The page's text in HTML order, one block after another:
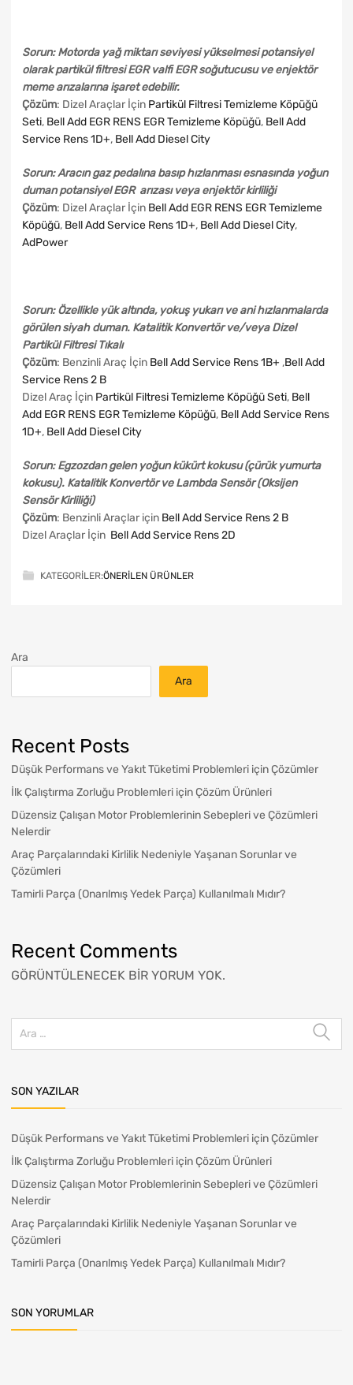
Sorun: Motorda yağ miktarı seviyesi yükselmesi potansiyel
olarak partikül filtresi EGR valfi EGR soğutucusu ve enjektör
meme arızalarına işaret edebilir.
Çözüm: Dizel Araçlar İçin Partikül Filtresi Temizleme Köpüğü
Seti, Bell Add EGR RENS EGR Temizleme Köpüğü, Bell Add
Service Rens 1D+, Bell Add Diesel City
Sorun: Aracın gaz pedalına basıp hızlanması esnasında yoğun
duman potansiyel EGR arızası veya enjektör kirliliği
Çözüm: Dizel Araçlar İçin Bell Add EGR RENS EGR Temizleme
Köpüğü, Bell Add Service Rens 1D+, Bell Add Diesel City,
AdPower
Sorun: Özellikle yük altında, yokuş yukarı ve ani hızlanmalarda
görülen siyah duman. Katalitik Konvertör ve/veya Dizel
Partikül Filtresi Tıkalı
Çözüm: Benzinli Araç İçin Bell Add Service Rens 1B+ ,Bell Add
Service Rens 2 B
Dizel Araç İçin Partikül Filtresi Temizleme Köpüğü Seti, Bell
Add EGR RENS EGR Temizleme Köpüğü, Bell Add Service Rens
1D+, Bell Add Diesel City
Sorun: Egzozdan gelen yoğun kükürt kokusu (çürük yumurta
kokusu). Katalitik Konvertör ve Lambda Sensör (Oksijen
Sensör Kirliliği)
Çözüm: Benzinli Araçlar için Bell Add Service Rens 2 B
Dizel Araçlar İçin Bell Add Service Rens 2D
KATEGORILER:ÖNERILEN ÜRÜNLER
Ara
Ara
Recent Posts
Düşük Performans ve Yakıt Tüketimi Problemleri için Çözümler
İlk Çalıştırma Zorluğu Problemleri için Çözüm Ürünleri
Düzensiz Çalışan Motor Problemlerinin Sebepleri ve Çözümleri
Nelerdir
Araç Parçalarındaki Kirlilik Nedeniyle Yaşanan Sorunlar ve
Çözümleri
Tamirli Parça (Onarılmış Yedek Parça) Kullanılmalı Mıdır?
Recent Comments
GÖRÜNTÜLENECEK BIR YORUM YOK.
SON YAZILAR
Düşük Performans ve Yakıt Tüketimi Problemleri için Çözümler
İlk Çalıştırma Zorluğu Problemleri için Çözüm Ürünleri
Düzensiz Çalışan Motor Problemlerinin Sebepleri ve Çözümleri
Nelerdir
Araç Parçalarındaki Kirlilik Nedeniyle Yaşanan Sorunlar ve
Çözümleri
Tamirli Parça (Onarılmış Yedek Parça) Kullanılmalı Mıdır?
SON YORUMLAR